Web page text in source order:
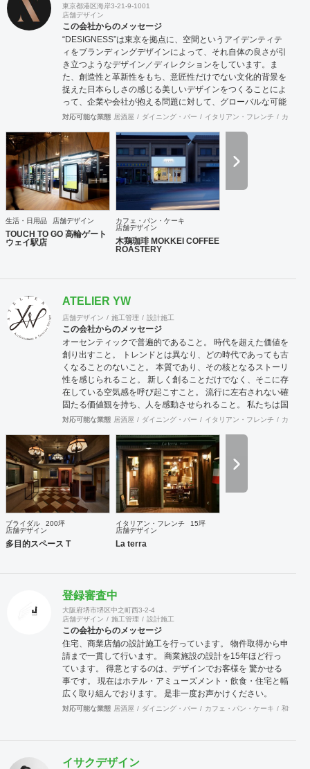
東京都港区海岸3-21-9-1001
店舗デザイン
この会社からのメッセージ
“DESIGNESS”は東京を拠点に、空間というアイデンティテ
ィをブランディングデザインによって、それ自体の良さが引
き立つようなデザイン／ディレクションをしています。ま
た、創造性と革新性をもち、意匠性だけでない文化的背景を
捉えた日本らしさの感じる美しいデザインをつくることによ
って、企業や会社が抱える問題に対して、グローバルな可能
性を秘めた解決策を導き出します。そして、常に世界を意識
空間デザイン：店舗、施設、住宅、展示など 空間体験を通じ
て、人と場所との心地の良い関係性をつくります。 プロダク
トデザイン：家具、道具、生活雑貨、乗り物など 立体化され
たデザインを体感することで、愛着という無形の財産を築き
ます。 グラフィックデザイン：VI、ロゴ、パッケージ、ブッ
ク、広告、サイン計画など 視覚体験を可能にすることによっ
て、未来のヴィジョンや価値を明確化します。 WEB / UI デ
ザイン：Web、映像、インタラクティブサイン、デジタルサ
イネージなど コミュニケーションのデジタル化することで、
生活の多様性を図ります。 アートディレクション：広告、装
JR東日本スタートアップ株式会社、株式会社TOUCH TO
GO、無人決済店舗TOUCH TO GO、ANA FESTA株式会社、
ファミリーマート・ファミマ!!・トモニーなどの無人決済デ
ザイン店舗、KINOKUNIYA Sutto、桂由美ブライダルハウス
など大手企業や個人問わず実績多数。
対応可能な業態 居酒屋 ダイニング・バー イタリアン・フレンチ カフェ
生活・日用品 店舗デザイン
TOUCH TO GO 高輪ゲート
ウェイ駅店
カフェ・パン・ケーキ
店舗デザイン
木鶏珈琲 MOKKEI COFFEE
ROASTERY
ATELIER YW
店舗デザイン 施工管理 設計施工
この会社からのメッセージ
オーセンティックで普遍的であること。 時代を超えた価値を
創り出すこと。 トレンドとは異なり、どの時代であっても古
くなることのないこと。 本質であり、その核となるストーリ
性を感じられること。 新しく創ることだけでなく、そこに存
在している空気感を呼び起こすこと。 流行に左右されない確
固たる価値観を持ち、人を感動させられること。 私たちは国
際的なバランス感覚を持ちながら、 柔軟に設計デザインする
続けていきたいと考えています。
対応可能な業態 居酒屋 ダイニング・バー イタリアン・フレンチ カフェ
ブライダル
200坪
店舗デザイン
多目的スペース T
イタリアン・フレンチ
15坪
店舗デザイン
La terra
登録審査中
大阪府堺市堺区中之町西3-2-4
店舗デザイン
施工管理 設計施工
この会社からのメッセージ
住宅、商業店舗の設計施工を行っています。 物件取得から申
請まで一貫して行います。 商業施設の設計を15年ほど行っ
ています。 得意とするのは、デザインでお客様を 驚かせる
事です。 現在はホテル・アミューズメント・飲食・住宅と幅
広く取り組んでおります。 是非一度お声かけください。
対応可能な業態 居酒屋 ダイニング・バー カフェ・パン・ケーキ 和食・
イサクデザイン